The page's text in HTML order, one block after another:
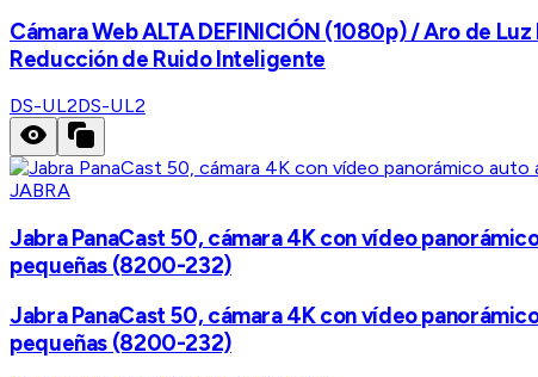
Cámara Web ALTA DEFINICIÓN (1080p) / Aro de
Reducción de Ruido Inteligente
DS-UL2DS-UL2
JABRA
Jabra PanaCast 50, cámara 4K con vídeo
pequeñas (8200-232)
Jabra PanaCast 50, cámara 4K con vídeo
pequeñas (8200-232)